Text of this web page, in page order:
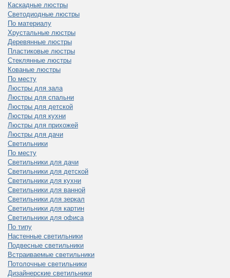
Каскадные люстры
Светодиодные люстры
По материалу
Хрустальные люстры
Деревянные люстры
Пластиковые люстры
Стеклянные люстры
Кованые люстры
По месту
Люстры для зала
Люстры для спальни
Люстры для детской
Люстры для кухни
Люстры для прихожей
Люстры для дачи
Светильники
По месту
Светильники для дачи
Светильники для детской
Светильники для кухни
Светильники для ванной
Светильники для зеркал
Светильники для картин
Светильники для офиса
По типу
Настенные светильники
Подвесные светильники
Встраиваемые светильники
Потолочные светильники
Дизайнерские светильники